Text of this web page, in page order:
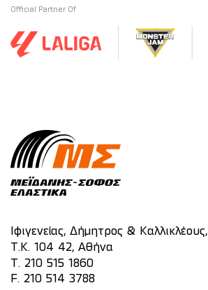
Official Partner Of
Ιφιγενείας, Δήμητρος & Καλλικλέους,
Τ.Κ. 104 42, Αθήνα
T. 210 515 1860
F. 210 514 3788